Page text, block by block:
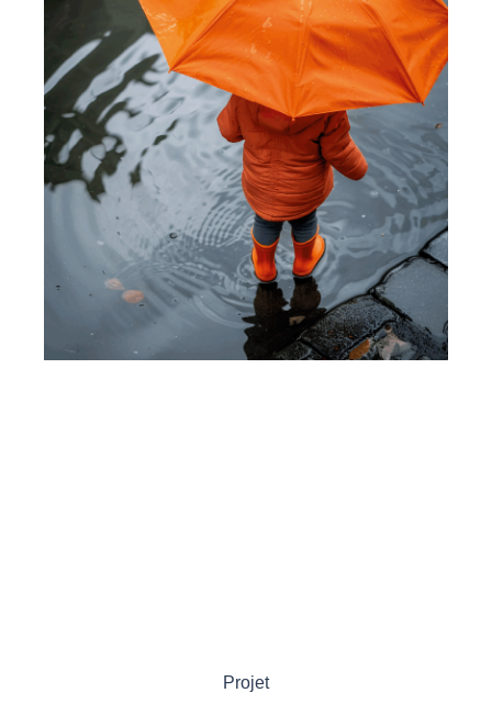
Projet